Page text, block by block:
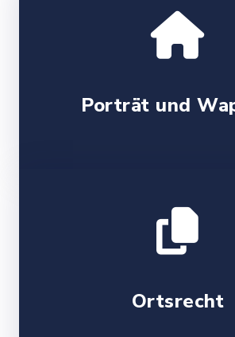
Porträt und
Ortsrecht